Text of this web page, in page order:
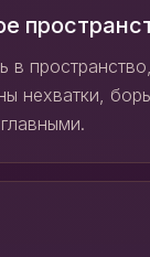
в
нехватки,